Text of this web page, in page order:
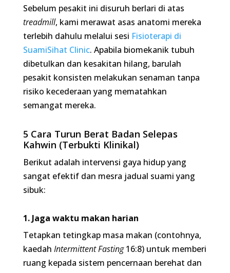
barulah pesakit konsisten melakukan senaman
tanpa risiko kecederaan yang mematahkan
semangat mereka.
5 Cara Turun Berat Badan Selepas Kahwin
(Terbukti Klinikal)
Berikut adalah intervensi gaya hidup yang sangat
efektif dan mesra jadual suami yang sibuk:
1. Jaga waktu makan harian
Tetapkan tetingkap masa makan (contohnya,
kaedahIntermittent Fasting16:8) untuk memberi
ruang kepada sistem pencernaan berehat dan
lemak sebagai tenaga. Elakkan makan berat 3 jam
sebelum tidur.
2. Makan protein lebih banyak